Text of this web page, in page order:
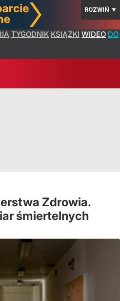
ROZWIŃ ▼
TYGODNIK KSIĄŻKI WIDEO DO
Zdrowia.
śmiertelnych